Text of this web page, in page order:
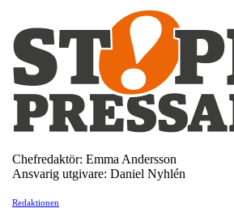
Chefredaktör: Emma Andersson
Ansvarig utgivare: Daniel Nyhlén
Redaktionen